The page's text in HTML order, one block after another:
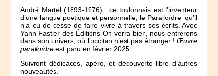
André Martel (1893-1976) : ce toulonnais est l’inventeur
d’une langue poétique et personnelle, le Paralloïdre, qu’il
n’a eu de cesse de faire vivre à travers ses écrits. Avec
Yann Fastier des Éditions On verra bien, nous entrerons
dans son univers, où l’occitan n’est pas étranger !Œuvre
paralloïdre est paru en février 2025.
Suivront dédicaces, apéro, et découverte libre d’autres
nouveautés.